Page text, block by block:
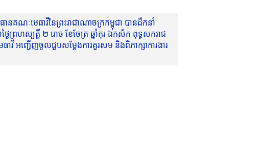
ណៈមេធាវីនៃព្រះរាជាណាចក្រកម្ពុជា បានដឹកនាំ
រហស្បត្តិ៍ ២ រោច ខែចែត្រ ឆ្នាំកុរ ឯកស័ក ពុទ្ធសករាជ
វី អញ្ជើញចូលជួបសម្តែងការគួរសម និងពិភាក្សាការងារ